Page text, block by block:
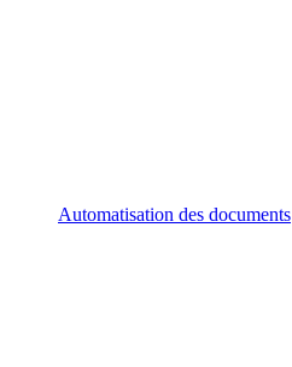
Automatisation des documents